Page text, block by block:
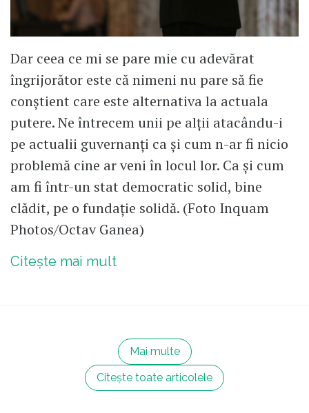
Dar ceea ce mi se pare mie cu adevărat
îngrijorător este că nimeni nu pare să fie
conștient care este alternativa la actuala
putere. Ne întrecem unii pe alții atacându-i
pe actualii guvernanți ca și cum n-ar fi nicio
problemă cine ar veni în locul lor. Ca și cum
am fi într-un stat democratic solid, bine
clădit, pe o fundație solidă. (Foto Inquam
Photos/Octav Ganea)
Citește mai mult
Mai multe
Citește toate articolele